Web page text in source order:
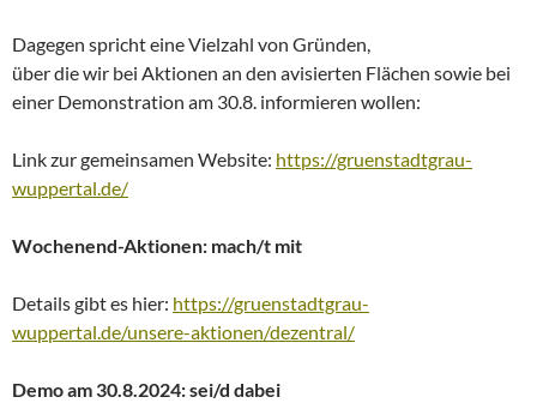
Dagegen spricht eine Vielzahl von Gründen,
über die wir bei Aktionen an den avisierten Flächen sowie bei
einer Demonstration am 30.8. informieren wollen:
Link zur gemeinsamen Website: https://gruenstadtgrau-
wuppertal.de/
Wochenend-Aktionen: mach/t mit
Details gibt es hier: https://gruenstadtgrau-
wuppertal.de/unsere-aktionen/dezentral/
Demo am 30.8.2024: sei/d dabei